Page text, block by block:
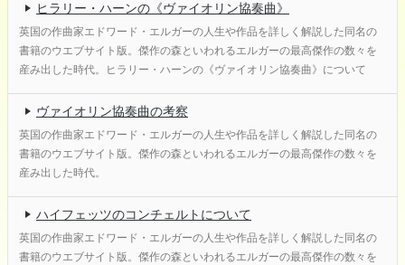
ヒラリー・ハーンの《ヴァイオリン協奏曲》
英国の作曲家エドワード・エルガーの人生や作品を詳しく解説した同名の
書籍のウエブサイト版。傑作の森といわれるエルガーの最高傑作の数々を
産み出した時代。ヒラリー・ハーンの《ヴァイオリン協奏曲》について
ヴァイオリン協奏曲の考察
英国の作曲家エドワード・エルガーの人生や作品を詳しく解説した同名の
書籍のウエブサイト版。傑作の森といわれるエルガーの最高傑作の数々を
産み出した時代。
ハイフェッツのコンチェルトについて
英国の作曲家エドワード・エルガーの人生や作品を詳しく解説した同名の
書籍のウエブサイト版。傑作の森といわれるエルガーの最高傑作の数々を